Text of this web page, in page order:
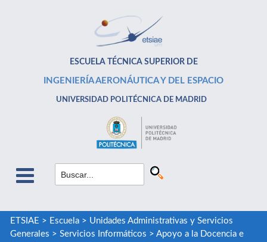
ESCUELA TÉCNICA SUPERIOR DE
INGENIERÍA AERONÁUTICA Y DEL ESPACIO
UNIVERSIDAD POLITÉCNICA DE MADRID
ETSIAE > Escuela> Unidades Administrativas y Servicios
Generales > Servicios Informáticos > Apoyo a la Docencia e